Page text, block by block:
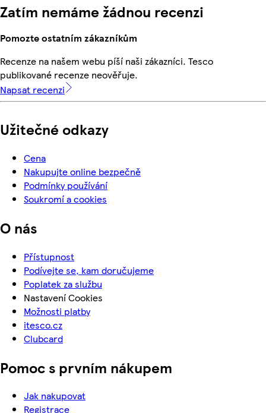
Zatím nemáme žádnou recenzi
Pomozte ostatním zákazníkům
Recenze na našem webu píší naši zákazníci. Tesco
publikované recenze neověřuje.
Napsat recenzi
Užitečné odkazy
Cena
Nakupujte online bezpečně
Podmínky používání
Soukromí a cookies
O nás
Přístupnost
Podívejte se, kam doručujeme
Poplatek za službu
Nastavení Cookies
Možnosti platby
itesco.cz
Clubcard
Pomoc s prvním nákupem
Jak nakupovat
Registrace